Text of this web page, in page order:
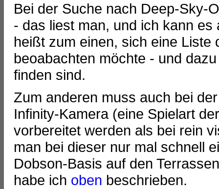
Bei der Suche nach Deep-Sky-
- das liest man, und ich kann
heißt zum einen, sich eine
beoabachten möchte - und
finden sind.
Zum anderen muss auch bei
Infinity-Kamera (eine Spielart
vorbereitet werden als bei rein
man bei dieser nur mal schnell
Dobson-Basis auf den
habe ich oben beschrieben.